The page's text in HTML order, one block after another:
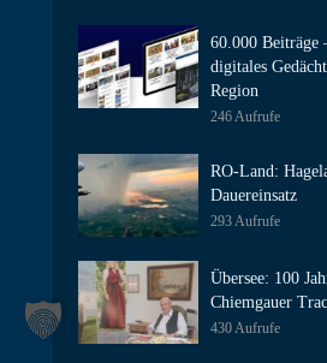
60.000 Beiträge
digitales
Region
246 Aufrufe
RO-Land:
Dauereinsatz
293 Aufrufe
Übersee: 100
Chiemgauer
430 Aufrufe